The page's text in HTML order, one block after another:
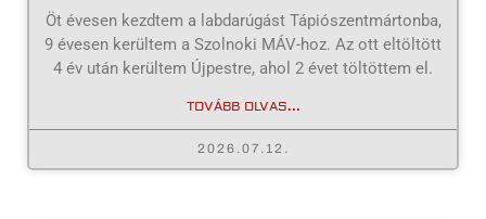
Öt évesen kezdtem a labdarúgást Tápiószentmártonba,
9 évesen kerültem a Szolnoki MÁV-hoz. Az ott eltöltött
4 év után kerültem Újpestre, ahol 2 évet töltöttem el.
TOVÁBB OLVAS...
2026.07.12.